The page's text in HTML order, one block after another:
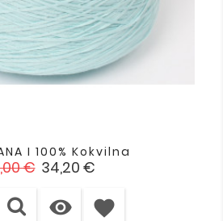
I 100% Kokvilna
€ Cena
34,20 €
 favorite